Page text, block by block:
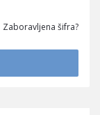
Zaboravljena šifra?